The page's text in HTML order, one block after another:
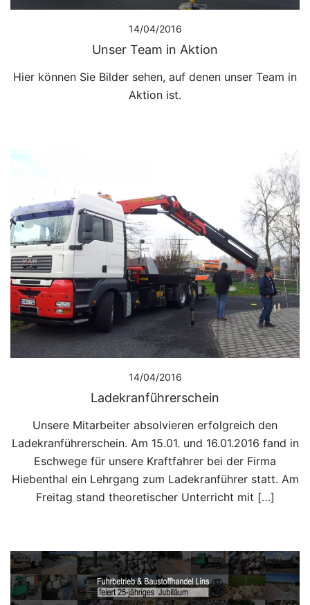
14/04/2016
Unser Team in Aktion
Hier können Sie Bilder sehen, auf denen unser Team in
Aktion ist.
14/04/2016
Ladekranführerschein
Unsere Mitarbeiter absolvieren erfolgreich den
Ladekranführerschein. Am 15.01. und 16.01.2016 fand in
Eschwege für unsere Kraftfahrer bei der Firma
Hiebenthal ein Lehrgang zum Ladekranführer statt. Am
Freitag stand theoretischer Unterricht mit […]